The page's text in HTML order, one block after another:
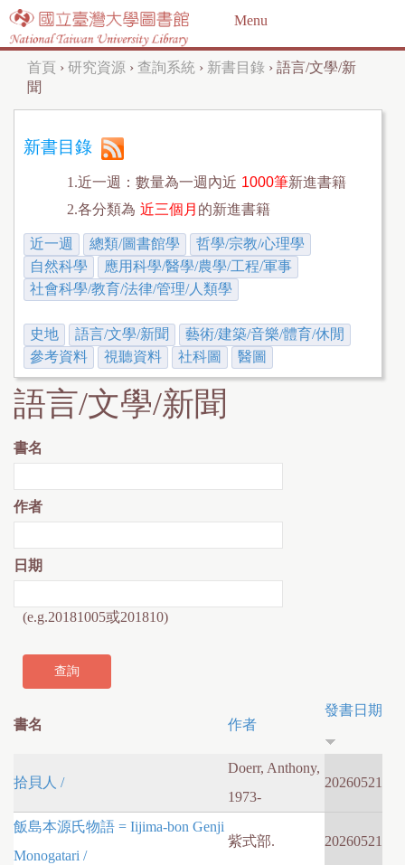
Jump to navigation
Menu
您
在
這
首頁 › 研究資源 › 查詢系統 › 新書目錄 › 語言/文學/新
聞
新書目錄
1.近一週：數量為一週內近 1000筆新進書籍
2.各分類為 近三個月 的新進書籍
近一週 總類/圖書館學
哲學/宗教/心理學
自然科學
應用科學/醫學/農學/工程/軍事
社會科學/教育/法律/管理/人類學
史地 語言/文學/新聞
藝術/建築/音樂/體育/休閒
參考資料
視聽資料 社科圖 醫圖
語言/文學/新聞
書名
作者
日期
(e.g.20181005或201810)
書名 作者
發書日期
拾貝人 /
Doerr, Anthony,
1973-
20260521
飯島本源氏物語 = Iijima-bon Genji
Monogatari /
紫式部. 20260521